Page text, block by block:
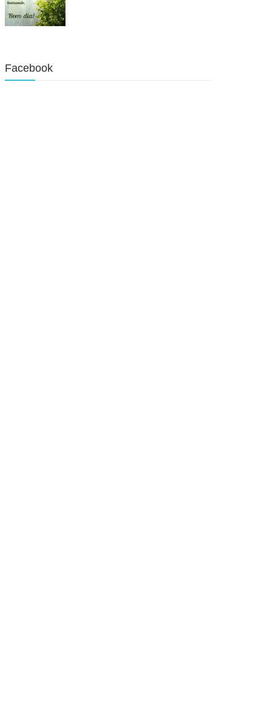
Facebook